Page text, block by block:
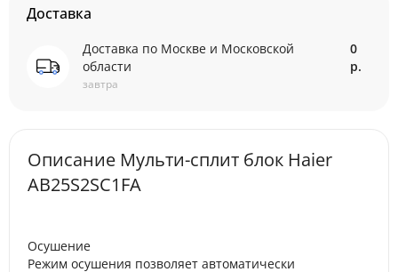
Доставка
Доставка по Москве и Московской
области
завтра
0
р.
Описание Мульти-сплит блок Haier
AB25S2SC1FA
Осушение
Режим осушения позволяет автоматически